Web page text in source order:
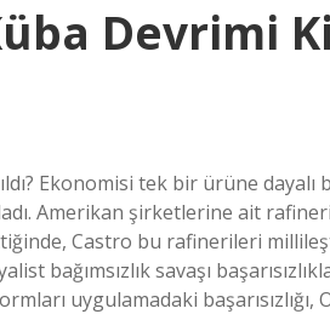
Devrimi
Ekonomisi tek bir ürüne dayalı
Amerikan şirketlerine ait
Castro bu rafinerileri
bağımsızlık savaşı
uygulamadaki başarısızlığı,